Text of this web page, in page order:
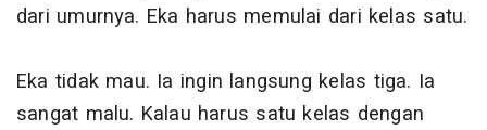
dari umurnya. Eka harus memulai dari kelas satu.
Eka tidak mau. Ia ingin langsung kelas tiga. Ia
sangat malu. Kalau harus satu kelas dengan